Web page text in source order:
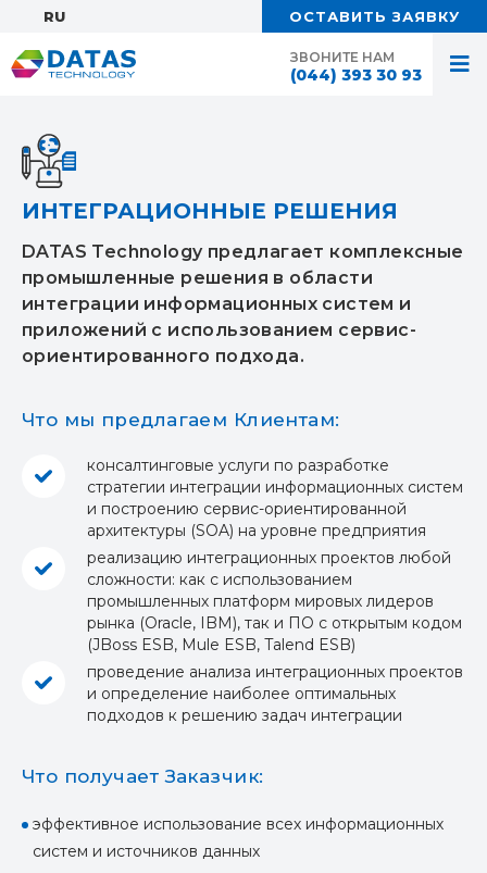
ЗВОНИТЕ НАМ
(044) 393 30 93
RU: ОСТАВИТЬ ЗАЯВКУ
ИНТЕГРАЦИОННЫЕ РЕШЕНИЯ
DATAS Technology предлагает комплексные
промышленные решения в области
интеграции информационных систем и
приложений с использованием сервис-
ориентированного подхода.
Что мы предлагаем Клиентам:
консалтинговые услуги по разработке
стратегии интеграции информационных систем
и построению сервис-ориентированной
архитектуры (SOA) на уровне предприятия
реализацию интеграционных проектов любой
сложности: как с использованием
промышленных платформ мировых лидеров
рынка (Oracle, IBM), так и ПО с открытым кодом
(JBoss ESB, Mule ESB, Talend ESB)
проведение анализа интеграционных проектов
и определение наиболее оптимальных
подходов к решению задач интеграции
Что получает Заказчик:
эффективное использование всех информационных
систем и источников данных